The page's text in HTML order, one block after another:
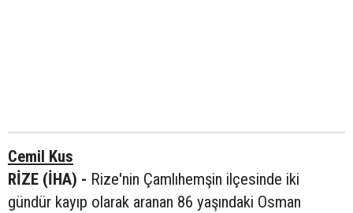
Cemil Kus
RİZE (İHA) - Rize'nin Çamlıhemşin ilçesinde iki
gündür kayıp olarak aranan 86 yaşındaki Osman